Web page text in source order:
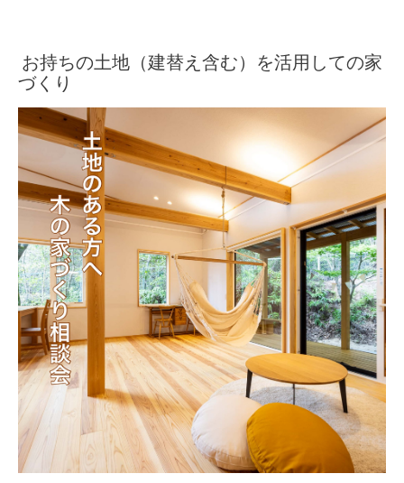
お持ちの土地（建替え含む）を活用しての家
づくり